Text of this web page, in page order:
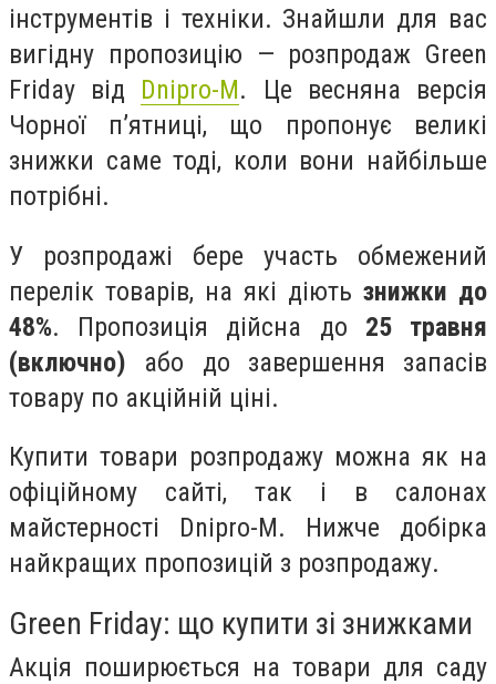
інструментів і техніки. Знайшли для вас
вигідну пропозицію — розпродаж Green
Friday від Dnipro-M. Це весняна версія
Чорної п’ятниці, що пропонує великі
знижки саме тоді, коли вони найбільше
потрібні.
У розпродажі бере участь обмежений
перелік товарів, на які діють знижки до
48%. Пропозиція дійсна до 25 травня
(включно) або до завершення запасів
товару по акційній ціні.
Купити товари розпродажу можна як на
офіційному сайті, так і в салонах
майстерності Dnipro-M. Нижче добірка
найкращих пропозицій з розпродажу.
Green Friday: що купити зі знижками
Акція поширюється на товари для саду